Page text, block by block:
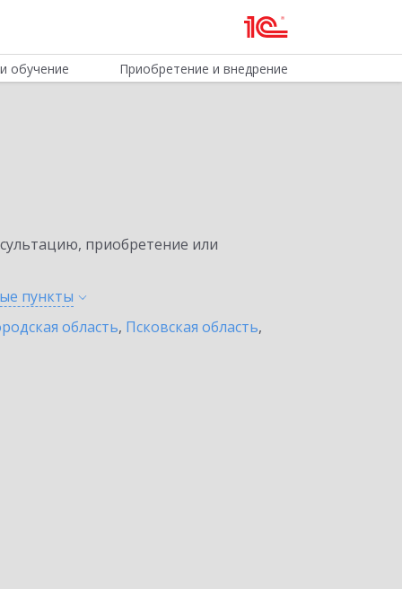
обучение Приобретение и внедрение
приобретение или
пункты
область, Псковская область,